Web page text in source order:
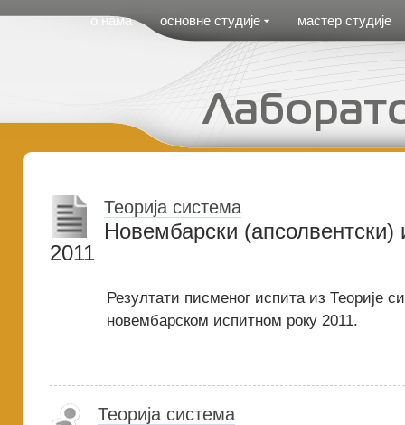
о нама основне студије мастер студије
Теорија система
Новембарски (апсолвентски)
2011
Резултати писменог испита из Теорије
новембарском испитном року 2011.
Теорија система